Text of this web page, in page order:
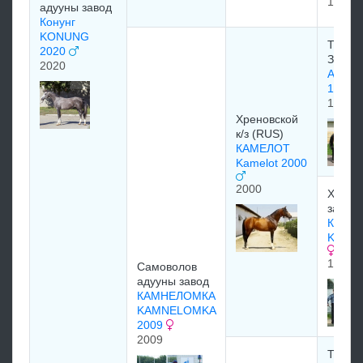
адууны завод
Конунг
KONUNG
2020
2020
Самоволов
адууны завод
КАМНЕЛОМКА
KAMNELOMKA
2009
2009
Хреновской
к/з (RUS)
КАМЕЛОТ
Kamelot 2000
2000
Завод
Анчар
1981
1981
завод
Камея
1987